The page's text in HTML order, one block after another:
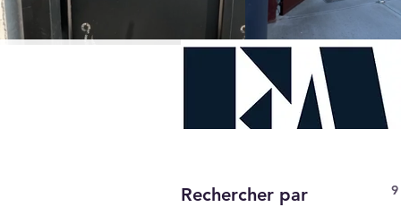
Rechercher par